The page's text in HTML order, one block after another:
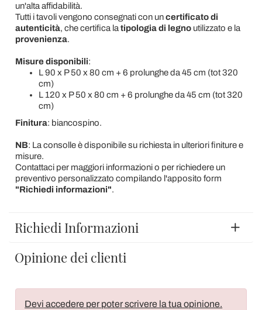
un'alta affidabilità.
Tutti i tavoli vengono consegnati con uncertificato di
autenticità, che certifica la tipologia di legnoutilizzato e la
provenienza.
Misure disponibili:
L 90 x P 50 x 80 cm + 6 prolunghe da 45 cm (tot 320
cm)
L 120 x P 50 x 80 cm + 6 prolunghe da 45 cm (tot 320
cm)
Finitura: biancospino.
NB: La consolle è disponibile su richiesta in ulteriori finiture e
misure.
Contattaci per maggiori informazioni o per richiedere un
preventivo personalizzato compilando l'apposito form
"Richiedi informazioni".
Richiedi Informazioni
Opinione dei clienti
Devi accedere per poter scrivere la tua opinione.